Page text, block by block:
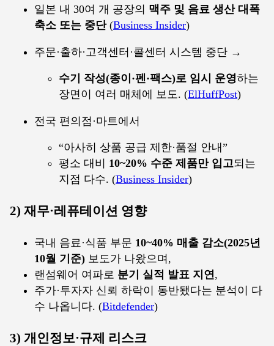
일본 내 30여 개 공장의 맥주 및 음료 생산 대폭
축소 또는 중단(Business Insider)
주문·출하·고객센터·콜센터 시스템 중단 →
수기 작성(종이·펜·팩스)로 임시 운영하는
장면이 여러 매체에 보도. (ElHuffPost)
전국 편의점·마트에서
“아사히 상품 공급 제한·품절 안내”
평소 대비 10~20% 수준 제품만 입고되는
지점 다수. (Business Insider)
2) 재무·레퓨테이션 영향
국내 음료·식품 부문 10~40% 매출 감소(2025년
10월 기준) 보도가 나왔으며,
랜섬웨어 여파로 분기 실적 발표 지연,
주가·투자자 신뢰 하락이 동반됐다는 분석이 다
수 나옵니다. (Bitdefender)
3) 개인정보·규제 리스크